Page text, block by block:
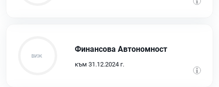
Финансова Автономност
към 31.12.2024 г.